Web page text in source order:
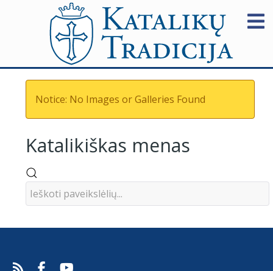
Notice: No Images or Galleries Found
Katalikiškas menas